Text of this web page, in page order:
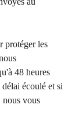
protéger les
48 heures
écoulé et si
nous vous